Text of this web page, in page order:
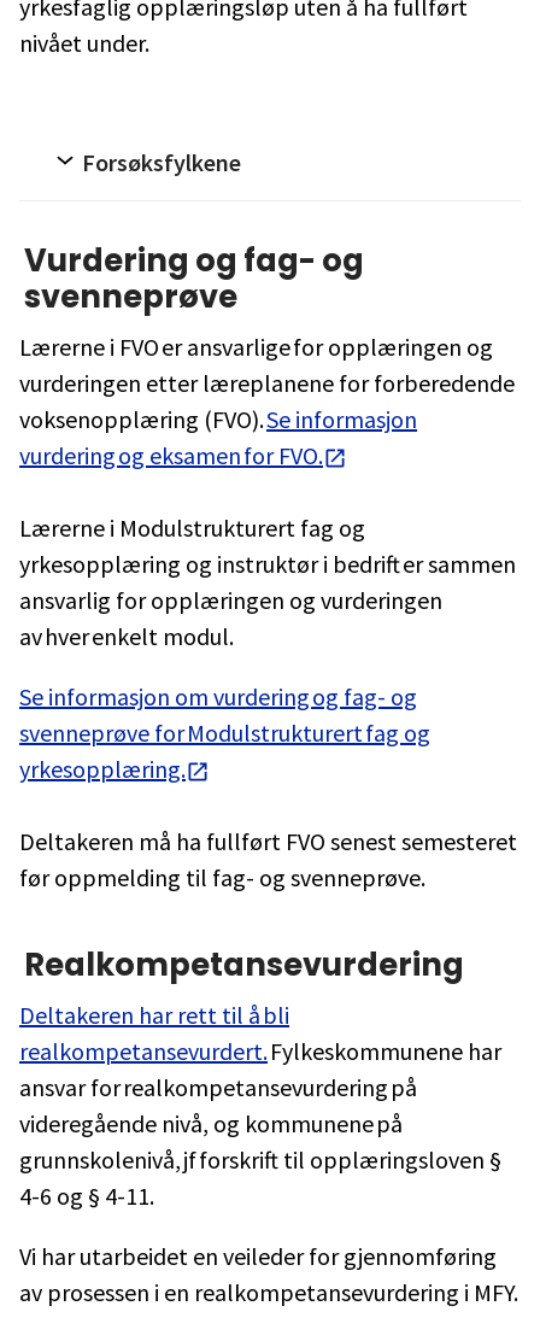
yrkesfaglig opplæringsløp uten å ha fullført
nivået under.
Forsøksfylkene
Vurdering og fag- og
svenneprøve
Lærerne i FVO er ansvarlige for opplæringen og
vurderingen etter læreplanene for forberedende
voksenopplæring (FVO).Se informasjon
vurdering og eksamen for FVO.
Lærerne i Modulstrukturert fag og
yrkesopplæring og instruktør i bedrift er sammen
ansvarlig for opplæringen og vurderingen
av hver enkelt modul.
Se informasjon om vurdering og fag- og
svenneprøve for Modulstrukturert fag og
yrkesopplæring.
Deltakeren må ha fullført FVO senest semesteret
før oppmelding til fag- og svenneprøve.
Realkompetansevurdering
Deltakeren har rett til å bli
realkompetansevurdert.Fylkeskommunene har
ansvar for realkompetansevurdering på
videregående nivå, og kommunene på
grunnskolenivå, jf forskrift til opplæringsloven §
4-6 og § 4-11.
Vi har utarbeidet en veileder for gjennomføring
av prosessen i en realkompetansevurdering i MFY.